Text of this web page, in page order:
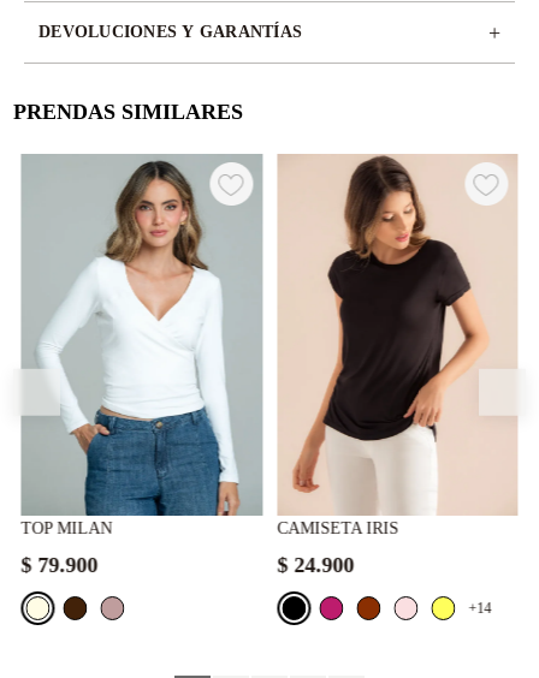
DEVOLUCIONES Y GARANTÍAS +
PRENDAS SIMILARES
TOP MILAN
$ 79.900
CAMISETA IRIS
$ 24.900
+14